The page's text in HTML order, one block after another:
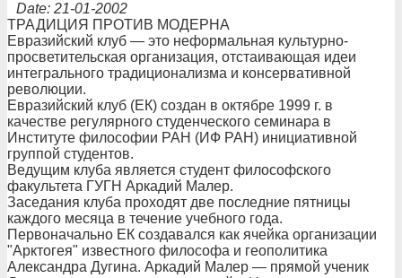
Date: 21-01-2002
ТРАДИЦИЯ ПРОТИВ МОДЕРНА
Евразийский клуб — это неформальная культурно-
просветительская организация, отстаивающая идеи
интегрального традиционализма и консервативной
революции.
Евразийский клуб (ЕК) создан в октябре 1999 г. в
качестве регулярного студенческого семинара в
Институте философии РАН (ИФ РАН) инициативной
группой студентов.
Ведущим клуба является студент философского
факультета ГУГН Аркадий Малер.
Заседания клуба проходят две последние пятницы
каждого месяца в течение учебного года.
Первоначально ЕК создавался как ячейка организации
"Арктогея" известного философа и геополитика
Александра Дугина. Аркадий Малер — прямой ученик